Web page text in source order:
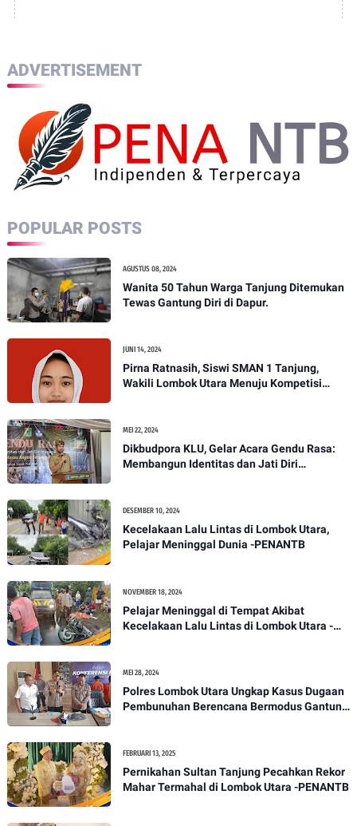
ADVERTISEMENT
POPULAR POSTS
AGUSTUS 08, 2024
Wanita 50 Tahun Warga Tanjung Ditemukan
Tewas Gantung Diri di Dapur.
JUNI 14, 2024
Pirna Ratnasih, Siswi SMAN 1 Tanjung,
Wakili Lombok Utara Menuju Kompetisi
MEI 22, 2024
Dikbudpora KLU, Gelar Acara Gendu Rasa:
Membangun Identitas dan Jati Diri
DESEMBER 10, 2024
Kecelakaan Lalu Lintas di Lombok Utara,
Pelajar Meninggal Dunia -PENANTB
NOVEMBER 18, 2024
Pelajar Meninggal di Tempat Akibat
Kecelakaan Lalu Lintas di Lombok Utara -
MEI 28, 2024
Polres Lombok Utara Ungkap Kasus Dugaan
Pembunuhan Berencana Bermodus Gantung
FEBRUARI 13, 2025
Pernikahan Sultan Tanjung Pecahkan Rekor
Mahar Termahal di Lombok Utara -PENANTB